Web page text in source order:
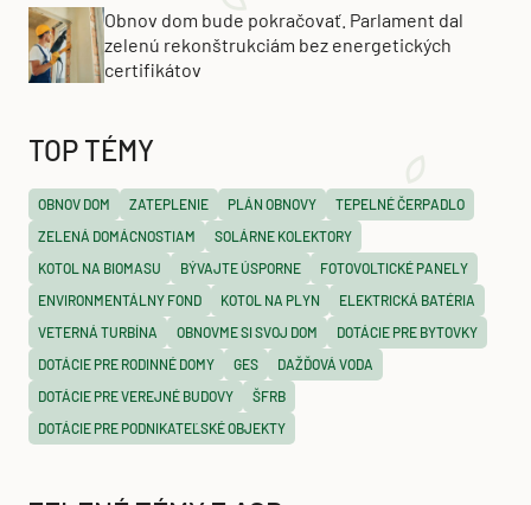
Obnov dom bude pokračovať. Parlament dal
zelenú rekonštrukciám bez energetických
certifikátov
TOP TÉMY
OBNOV DOM ZATEPLENIE PLÁN OBNOVY
TEPELNÉ ČERPADLO
ZELENÁ DOMÁCNOSTIAM
SOLÁRNE KOLEKTORY
KOTOL NA BIOMASU
BÝVAJTE ÚSPORNE
FOTOVOLTICKÉ PANELY
ENVIRONMENTÁLNY FOND
KOTOL NA PLYN
ELEKTRICKÁ BATÉRIA
VETERNÁ TURBÍNA
OBNOVME SI SVOJ DOM
DOTÁCIE PRE BYTOVKY
DOTÁCIE PRE RODINNÉ DOMY
GES
DAŽĎOVÁ VODA
DOTÁCIE PRE VEREJNÉ BUDOVY
ŠFRB
DOTÁCIE PRE PODNIKATEĽSKÉ OBJEKTY